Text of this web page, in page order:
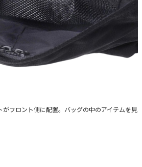
フロント側に配置。バッグの中のアイテムを見